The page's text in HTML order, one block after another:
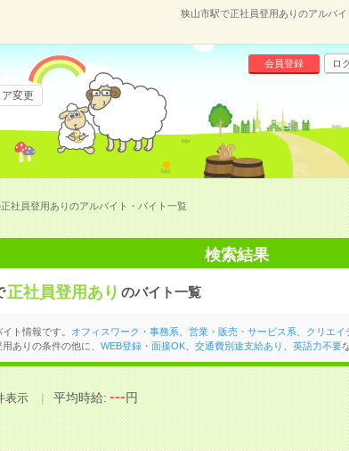
狭山市駅で正社員登用ありのアルバ
会員登録 ロ
変更
社員登用ありのアルバイト・バイト一覧
検索結果
正社員登用あり のバイト一覧
ト情報です。 オフィスワーク・事務系 営業・販売・サービス系 クリエイ
ありの条件の他に、 WEB登録・面接OK、 交通費別途支給あり 英語力不要
表示 平均時給:---円